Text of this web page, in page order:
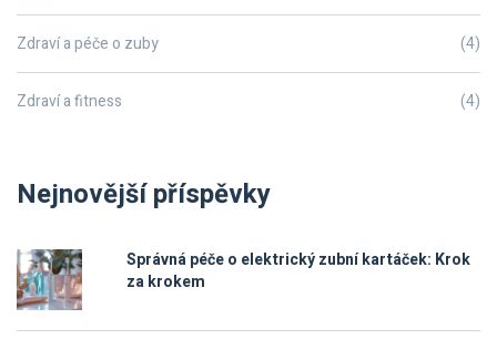
Zdraví a péče o zuby (4)
Zdraví a fitness (4)
Nejnovější příspěvky
Správná péče o elektrický zubní kartáček: Krok
za krokem